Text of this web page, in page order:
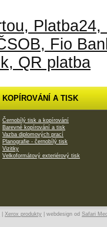
KOPÍROVÁNÍ A TISK
Černobílý tisk a kopírování
Barevné kopírování a tisk
Vazba diplomových prací
Planografie - černobílý tisk
Vizitky
Velkoformátový exteriérový tisk
Xerox produkty | webdesign od Safari